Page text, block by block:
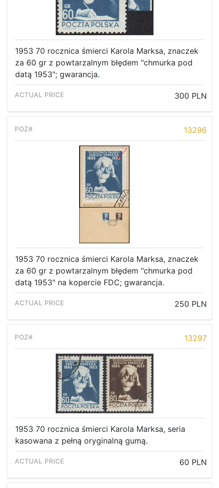
1953 70 rocznica śmierci Karola Marksa, znaczek
za 60 gr z powtarzalnym błędem "chmurka pod
datą 1953"; gwarancja.
300 PLN
13296
1953 70 rocznica śmierci Karola Marksa, znaczek
za 60 gr z powtarzalnym błędem "chmurka pod
datą 1953" na kopercie FDC; gwarancja.
250 PLN
13297
1953 70 rocznica śmierci Karola Marksa, seria
kasowana z pełną oryginalną gumą.
60 PLN